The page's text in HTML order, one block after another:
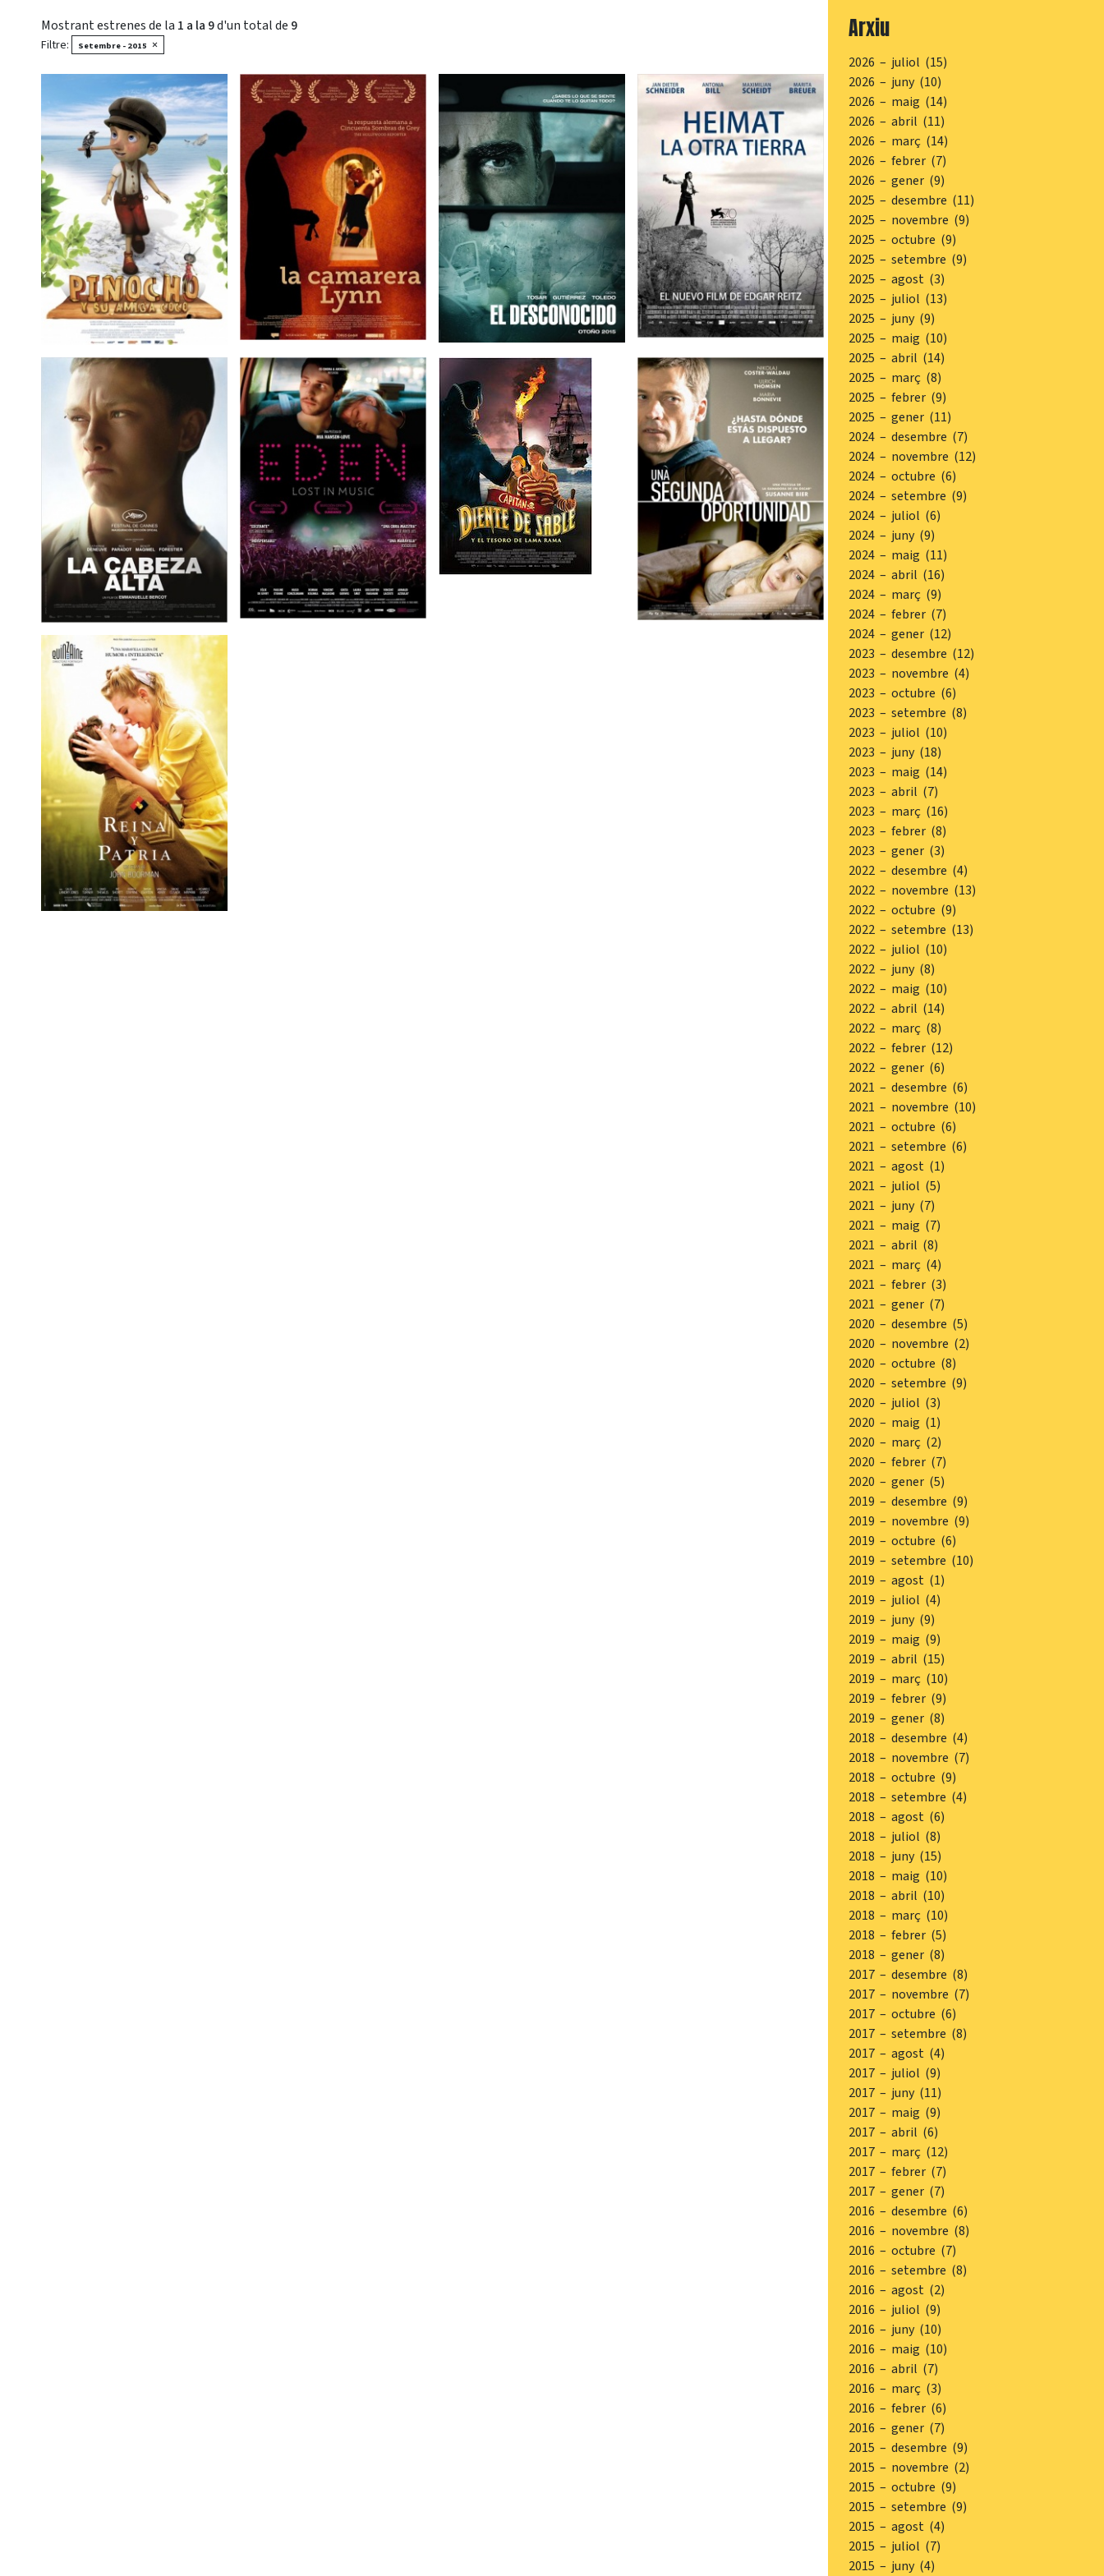
Mostrant estrenes de la 1 a la 9d'un total de 9
Filtre: Setembre - 2015 ×
Arxiu
2026 – juliol (15)
2026 – juny (10)
2026 – maig (14)
2026 – abril (11)
2026 – març (14)
2026 – febrer (7)
2026 – gener (9)
2025 – desembre (11)
2025 – novembre (9)
2025 – octubre (9)
2025 – setembre (9)
2025 – agost (3)
2025 – juliol (13)
2025 – juny (9)
2025 – maig (10)
2025 – abril (14)
2025 – març (8)
2025 – febrer (9)
2025 – gener (11)
2024 – desembre (7)
2024 – novembre (12)
2024 – octubre (6)
2024 – setembre (9)
2024 – juliol (6)
2024 – juny (9)
2024 – maig (11)
2024 – abril (16)
2024 – març (9)
2024 – febrer (7)
2024 – gener (12)
2023 – desembre (12)
2023 – novembre (4)
2023 – octubre (6)
2023 – setembre (8)
2023 – juliol (10)
2023 – juny (18)
2023 – maig (14)
2023 – abril (7)
2023 – març (16)
2023 – febrer (8)
2023 – gener (3)
2022 – desembre (4)
2022 – novembre (13)
2022 – octubre (9)
2022 – setembre (13)
2022 – juliol (10)
2022 – juny (8)
2022 – maig (10)
2022 – abril (14)
2022 – març (8)
2022 – febrer (12)
2022 – gener (6)
2021 – desembre (6)
2021 – novembre (10)
2021 – octubre (6)
2021 – setembre (6)
2021 – agost (1)
2021 – juliol (5)
2021 – juny (7)
2021 – maig (7)
2021 – abril (8)
2021 – març (4)
2021 – febrer (3)
2021 – gener (7)
2020 – desembre (5)
2020 – novembre (2)
2020 – octubre (8)
2020 – setembre (9)
2020 – juliol (3)
2020 – maig (1)
2020 – març (2)
2020 – febrer (7)
2020 – gener (5)
2019 – desembre (9)
2019 – novembre (9)
2019 – octubre (6)
2019 – setembre (10)
2019 – agost (1)
2019 – juliol (4)
2019 – juny (9)
2019 – maig (9)
2019 – abril (15)
2019 – març (10)
2019 – febrer (9)
2019 – gener (8)
2018 – desembre (4)
2018 – novembre (7)
2018 – octubre (9)
2018 – setembre (4)
2018 – agost (6)
2018 – juliol (8)
2018 – juny (15)
2018 – maig (10)
2018 – abril (10)
2018 – març (10)
2018 – febrer (5)
2018 – gener (8)
2017 – desembre (8)
2017 – novembre (7)
2017 – octubre (6)
2017 – setembre (8)
2017 – agost (4)
2017 – juliol (9)
2017 – juny (11)
2017 – maig (9)
2017 – abril (6)
2017 – març (12)
2017 – febrer (7)
2017 – gener (7)
2016 – desembre (6)
2016 – novembre (8)
2016 – octubre (7)
2016 – setembre (8)
2016 – agost (2)
2016 – juliol (9)
2016 – juny (10)
2016 – maig (10)
2016 – abril (7)
2016 – març (3)
2016 – febrer (6)
2016 – gener (7)
2015 – desembre (9)
2015 – novembre (2)
2015 – octubre (9)
2015 – setembre (9)
2015 – agost (4)
2015 – juliol (7)
2015 – juny (4)